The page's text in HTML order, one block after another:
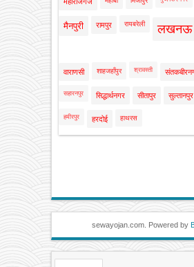
मैनपुरी रामपुर रायबरेली लखनऊ
वाराणसी शाहजहाँपुर श्रावस्ती
सहारनपुर सिद्धार्थनगर सीतापुर सुल्तानपुर
हमीरपुर हरदोई हाथरस
sewayojan.com. Powered by